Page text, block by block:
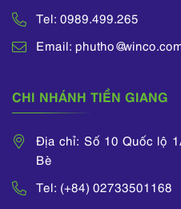
Tel: 0989.499.265
Email:
CHI NHÁNH TIỀN GIANG
Địa chỉ: Số 10 Quốc lộ
Bè
Tel: (+84) 02733501168